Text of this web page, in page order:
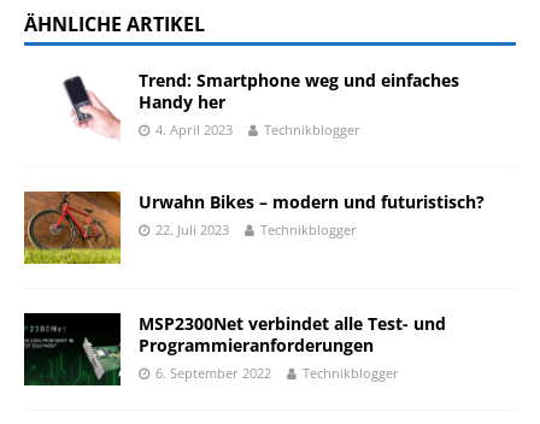
ÄHNLICHE ARTIKEL
Trend: Smartphone weg und einfaches
Handy her
4. April 2023 Technikblogger
Urwahn Bikes – modern und futuristisch?
22. Juli 2023 Technikblogger
MSP2300Net verbindet alle Test- und
Programmieranforderungen
6. September 2022 Technikblogger